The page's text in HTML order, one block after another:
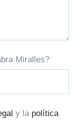
Miralles?
y la política